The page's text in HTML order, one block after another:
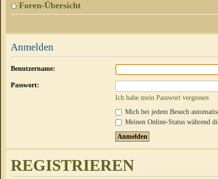
Foren-Übersicht
Anmelden
Benutzername:
Passwort:
Ich habe mein Passwort vergessen
Mich bei jedem Besuch
Meinen Online-Status während
REGISTRIEREN